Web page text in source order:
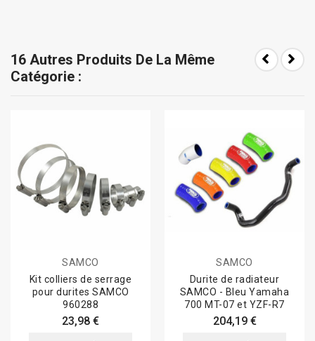
16 Autres Produits De La Même
Catégorie :
SAMCO
Kit colliers de serrage
pour durites SAMCO
960288
23,98 €
SAMCO
Durite de radiateur
SAMCO - Bleu Yamaha
700 MT-07 et YZF-R7
204,19 €